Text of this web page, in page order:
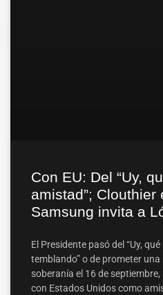
Con EU: Del “Uy,
amistad”; Clouthier
Samsung invita a
El Presidente pasó del “Uy,
temblando” o de prometer
soberanía el 16 de
con Estados Unidos como